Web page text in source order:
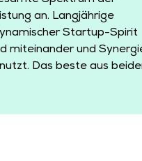
an. Langjährige
Startup-Spirit
miteinander und
Das beste aus